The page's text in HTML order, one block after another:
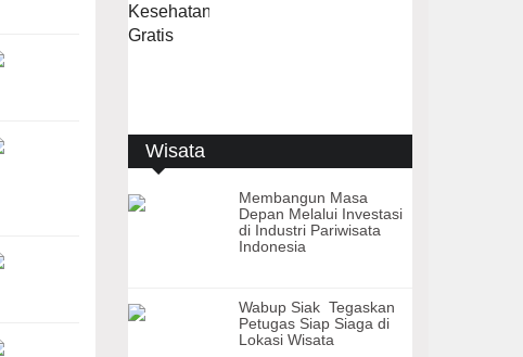
Wisata
Membangun Masa
Depan Melalui Investasi
di Industri Pariwisata
Indonesia
Wabup Siak Tegaskan
Petugas Siap Siaga di
Lokasi Wisata